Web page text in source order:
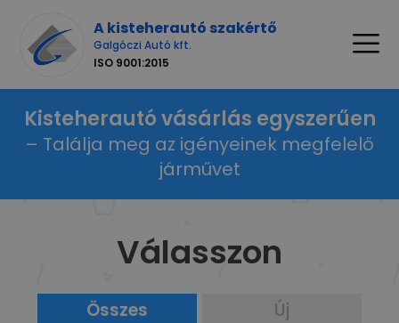
A kisteherautó szakértő
Galgóczi Autó kft.
ISO 9001:2015
Kisteherautó vásárlás egyszerűen
– Találja meg az igényeinek megfelelő
járművet
Válasszon
Összes
Új